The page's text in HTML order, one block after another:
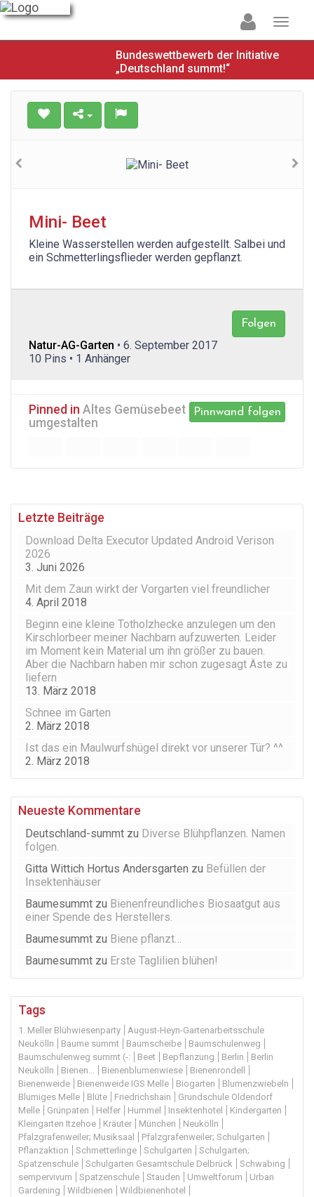
Bundeswettbewerb der Initiative
„Deutschland summt!“
Mini- Beet
Kleine Wasserstellen werden aufgestellt. Salbei und
ein Schmetterlingsflieder werden gepflanzt.
Folgen
Natur-AG-Garten • 6. September 2017
10 Pins • 1 Anhänger
Pinnwand folgen
Pinned in Altes Gemüsebeet
umgestalten
Letzte Beiträge
Download Delta Executor Updated Android Verison
2026
3. Juni 2026
Mit dem Zaun wirkt der Vorgarten viel freundlicher
4. April 2018
Beginn eine kleine Totholzhecke anzulegen um den
Kirschlorbeer meiner Nachbarn aufzuwerten. Leider
im Moment kein Material um ihn größer zu bauen.
Aber die Nachbarn haben mir schon zugesagt Äste zu
liefern
13. März 2018
Schnee im Garten
2. März 2018
Ist das ein Maulwurfshügel direkt vor unserer Tür? ^^
2. März 2018
Neueste Kommentare
Deutschland-summt zu Diverse Blühpflanzen. Namen
folgen.
Gitta Wittich Hortus Andersgarten zu Befüllen der
Insektenhäuser
Baumesummt zu Bienenfreundliches Biosaatgut aus
einer Spende des Herstellers.
Baumesummt zu Biene pflanzt…
Baumesummt zu Erste Taglilien blühen!
Tags
1. Meller Blühwiesenparty
August-Heyn-Gartenarbeitsschule
Neukölln
Baume summt Baumscheibe
Baumschulenweg
Baumschulenweg summt (-:
Beet Bepflanzung Berlin
Berlin
Neukölln
Bienen... Bienenblumenwiese
Bienenrondell
Bienenweide
Bienenweide IGS Melle Biogarten
Blumenzwiebeln
Blumiges Melle
Blüte Friedrichshain
Grundschule Oldendorf
Melle
Grünpaten Helfer Hummel Insektenhotel
Kindergarten
Kleingarten Itzehoe
Kräuter München
Neukölln
Pfalzgrafenweiler; Musiksaal
Pfalzgrafenweiler; Schulgarten
Pflanzaktion
Schmetterlinge Schulgarten
Schulgarten;
Spatzenschule
Schulgarten Gesamtschule Delbrück
Schwabing
sempervivum
Spatzenschule Stauden Umweltforum
Urban
Gardening
Wildbienen Wildbienenhotel